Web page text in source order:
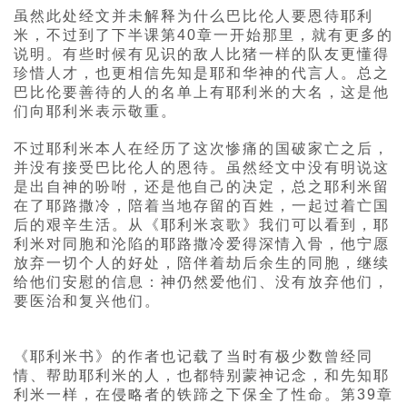
虽然此处经文并未解释为什么巴比伦人要恩待耶利
米，不过到了下半课第40章一开始那里，就有更多的
说明。有些时候有见识的敌人比猪一样的队友更懂得
珍惜人才，也更相信先知是耶和华神的代言人。总之
巴比伦要善待的人的名单上有耶利米的大名，这是他
们向耶利米表示敬重。
不过耶利米本人在经历了这次惨痛的国破家亡之后，
并没有接受巴比伦人的恩待。虽然经文中没有明说这
是出自神的吩咐，还是他自己的决定，总之耶利米留
在了耶路撒冷，陪着当地存留的百姓，一起过着亡国
后的艰辛生活。从《耶利米哀歌》我们可以看到，耶
利米对同胞和沦陷的耶路撒冷爱得深情入骨，他宁愿
放弃一切个人的好处，陪伴着劫后余生的同胞，继续
给他们安慰的信息：神仍然爱他们、没有放弃他们，
要医治和复兴他们。
《耶利米书》的作者也记载了当时有极少数曾经同
情、帮助耶利米的人，也都特别蒙神记念，和先知耶
利米一样，在侵略者的铁蹄之下保全了性命。第39章